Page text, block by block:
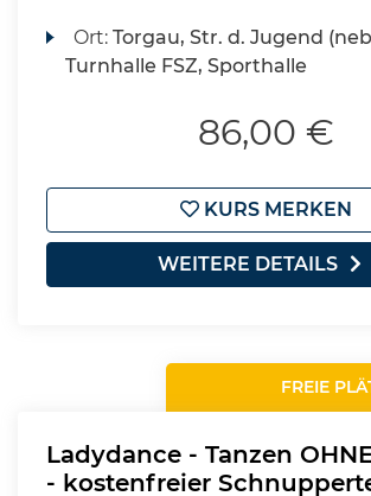
Ort:Torgau, Str. d. Jugend
Turnhalle FSZ, Sporthalle
86,00 €
KURS MERKEN
WEITERE DETAILS
FREIE
Ladydance - Tanzen
- kostenfreier